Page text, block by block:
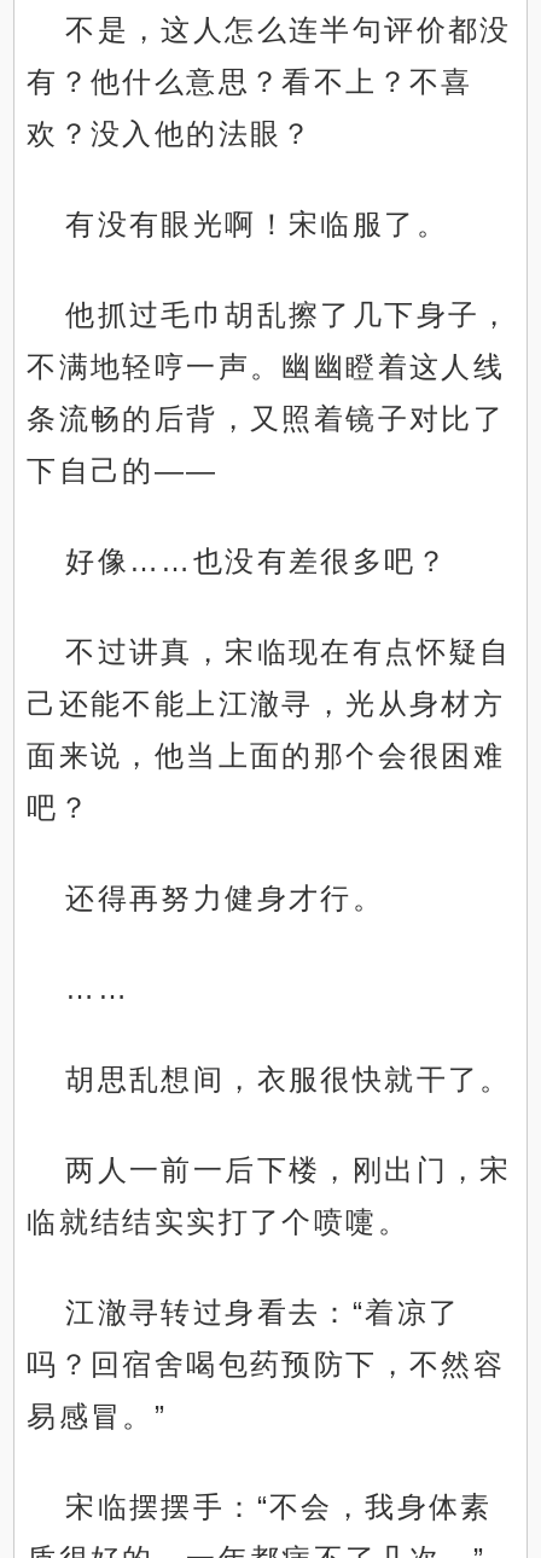
不是，这人怎么连半句评价都没
有？他什么意思？看不上？不喜
欢？没入他的法眼？
有没有眼光啊！宋临服了。
他抓过毛巾胡乱擦了几下身子，
不满地轻哼一声。幽幽瞪着这人线
条流畅的后背，又照着镜子对比了
下自己的——
好像……也没有差很多吧？
不过讲真，宋临现在有点怀疑自
己还能不能上江澈寻，光从身材方
面来说，他当上面的那个会很困难
吧？
还得再努力健身才行。
……
胡思乱想间，衣服很快就干了。
两人一前一后下楼，刚出门，宋
临就结结实实打了个喷嚏。
江澈寻转过身看去：“着凉了
吗？回宿舍喝包药预防下，不然容
易感冒。”
宋临摆摆手：“不会，我身体素